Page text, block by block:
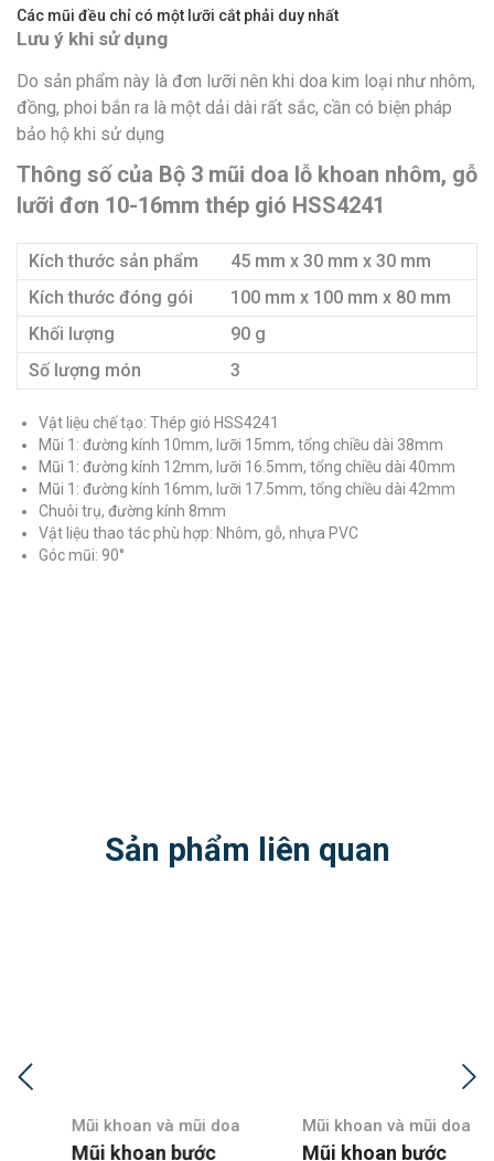
Các mũi đều chỉ có một lưỡi cắt phải duy nhất
Lưu ý khi sử dụng
Do sản phẩm này là đơn lưỡi nên khi doa kim loại như nhôm,
đồng, phoi bắn ra là một dải dài rất sắc, cần có biện pháp
bảo hộ khi sử dụng
Thông số của Bộ 3 mũi doa lỗ khoan nhôm, gỗ
lưỡi đơn 10-16mm thép gió HSS4241
Kích thước sản phẩm
45 mm x 30 mm x 30 mm
Kích thước đóng gói
100 mm x 100 mm x 80 mm
Khối lượng
90 g
Số lượng món
3
Vật liệu chế tạo: Thép gió HSS4241
Mũi 1: đường kính 10mm, lưỡi 15mm, tổng chiều dài 38mm
Mũi 1: đường kính 12mm, lưỡi 16.5mm, tổng chiều dài 40mm
Mũi 1: đường kính 16mm, lưỡi 17.5mm, tổng chiều dài 42mm
Chuôi trụ, đường kính 8mm
Vật liệu thao tác phù hợp: Nhôm, gỗ, nhựa PVC
Góc mũi: 90°
Sản phẩm liên quan
Mũi khoan và mũi doa
Mũi khoan bước
Mũi khoan và mũi doa
Mũi khoan bước